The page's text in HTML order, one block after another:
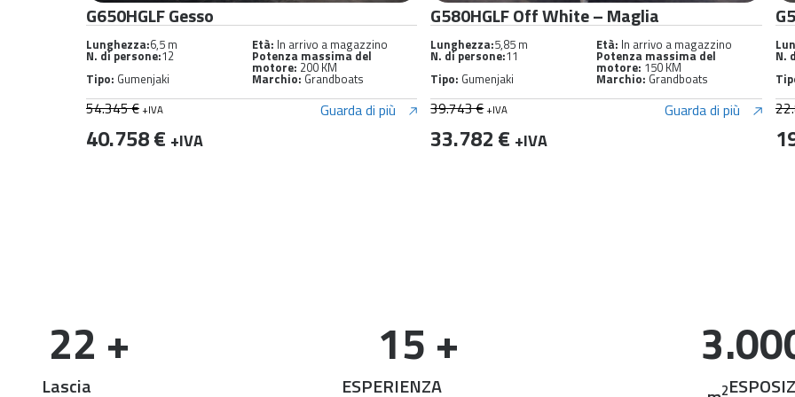
G580HGLF Off White – Maglia
Lunghezza:5,85 m Età: In arrivo a magazzino
N. di persone:11 Potenza massima del
motore: 150 KM
Tipo: Gumenjaki Marchio: Grandboats
39.743 € +IVA
33.782 € +IVA
Guarda di più
G500GLF PVC
Lunghezza:4,95 m Età: Nuovo strumento
N. di persone:10 Potenza massima del
motore: 115 km
Tipo: Gumenjaki Marchio: Grandboats
22.819 € +IVA
19.396 € +IVA
Guarda di più
N.
Lascia
22 +
ESPERIENZA
15 +
2